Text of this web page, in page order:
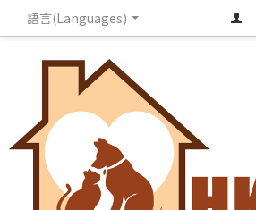
語言(Languages)